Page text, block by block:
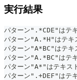
実行結果
パターン".*CDE"はテキ
パターン"A.*H"はテキ
パターン"A*BC"はテキ
パターン"A.*BC"はテキ
パターン"A*"はテキス
パターン".+DEF"はテキ